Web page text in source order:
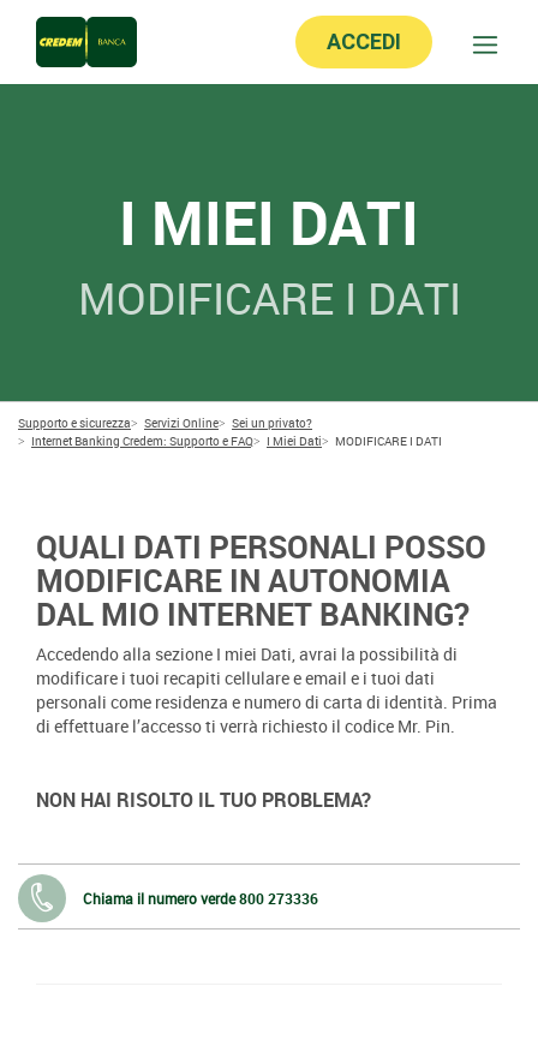
ACCEDI
I MIEI DATI
MODIFICARE I DATI
Supporto e sicurezza Servizi Online
Sei un privato?
Internet Banking Credem: Supporto e FAQ
I Miei Dati MODIFICARE I DATI
QUALI DATI PERSONALI POSSO
MODIFICARE IN AUTONOMIA
DAL MIO INTERNET BANKING?
Accedendo alla sezione I miei Dati, avrai la possibilità di
modificare i tuoi recapiti cellulare e email e i tuoi dati
personali come residenza e numero di carta di identità. Prima
di effettuare l’accesso ti verrà richiesto il codice Mr. Pin.
NON HAI RISOLTO IL TUO PROBLEMA?
Chiama il numero verde800 273336